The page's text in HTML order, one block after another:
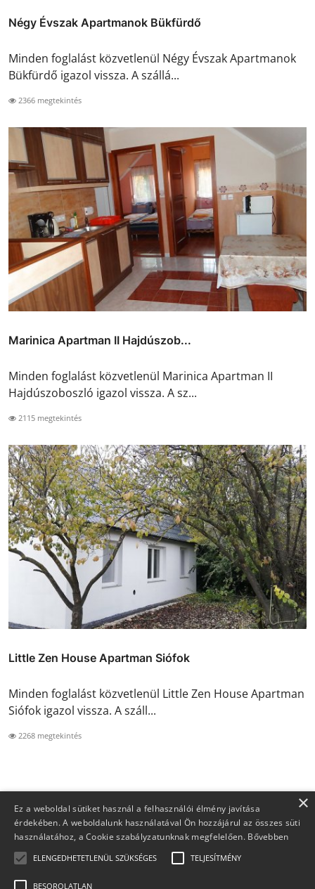
Négy Évszak Apartmanok Bükfürdő
Minden foglalást közvetlenül Négy Évszak Apartmanok
Bükfürdő igazol vissza. A szállá...
2366 megtekintés
Marinica Apartman II Hajdúszob...
Minden foglalást közvetlenül Marinica Apartman II
Hajdúszoboszló igazol vissza. A sz...
2115 megtekintés
Little Zen House Apartman Siófok
Minden foglalást közvetlenül Little Zen House Apartman
Siófok igazol vissza. A száll...
2268 megtekintés
×
Ez a weboldal sütiket használ a felhasználói élmény javítása
érdekében. A weboldalunk használatával Ön hozzájárul az összes süti
használatához, a Cookie szabályzatunknak megfelelően. Bővebben
ELENGEDHETETLENÜL SZÜKSÉGES TELJESÍTMÉNY
BESOROLATLAN